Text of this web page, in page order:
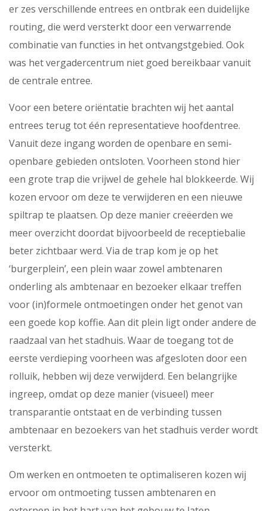
er zes verschillende entrees en ontbrak een duidelijke
routing, die werd versterkt door een verwarrende
combinatie van functies in het ontvangstgebied. Ook
was het vergadercentrum niet goed bereikbaar vanuit
de centrale entree.
Voor een betere oriëntatie brachten wij het aantal
entrees terug tot één representatieve hoofdentree.
Vanuit deze ingang worden de openbare en semi-
openbare gebieden ontsloten. Voorheen stond hier
een grote trap die vrijwel de gehele hal blokkeerde. Wij
kozen ervoor om deze te verwijderen en een nieuwe
spiltrap te plaatsen. Op deze manier creëerden we
meer overzicht doordat bijvoorbeeld de receptiebalie
beter zichtbaar werd. Via de trap kom je op het
‘burgerplein’, een plein waar zowel ambtenaren
onderling als ambtenaar en bezoeker elkaar treffen
voor (in)formele ontmoetingen onder het genot van
een goede kop koffie. Aan dit plein ligt onder andere de
raadzaal van het stadhuis. Waar de toegang tot de
eerste verdieping voorheen was afgesloten door een
rolluik, hebben wij deze verwijderd. Een belangrijke
ingreep, omdat op deze manier (visueel) meer
transparantie ontstaat en de verbinding tussen
ambtenaar en bezoekers van het stadhuis verder wordt
versterkt.
Om werken en ontmoeten te optimaliseren kozen wij
ervoor om ontmoeting tussen ambtenaren en